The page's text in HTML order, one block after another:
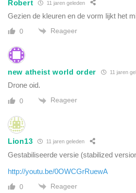
Robert 11 jaren geleden
Gezien de kleuren en de vorm lijkt het
0 Reageer
new atheist world order 11 jaren
Drone oid.
0 Reageer
Lion13 11 jaren geleden
Gestabiliseerde versie (stabilized
http://youtu.be/0OWCGrRuewA
0 Reageer